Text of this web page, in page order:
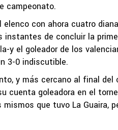
campeonato.
con ahora cuatro
instantes de concluir la
y el goleador de los
3-0 indiscutible.
y más cercano al final
cuenta goleadora en el
que tuvo La Guaira,